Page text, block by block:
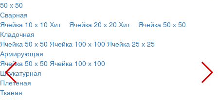
50 х 50
Сварная
Ячейка 10 х 10 Хит Ячейка 20 х 20 Хит
Ячейка 50 х 50
Кладочная
Ячейка 50 х 50 Ячейка 100 х 100 Ячейка 25 х 25
Армирующая
Ячейка 50 х 50 Ячейка 100 х 100
Штукатурная
Плетеная
Тканая